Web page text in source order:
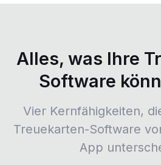
Alles, was Ihre
Software
Vier Kernfähigkeiten,
Treuekarten-Software
App